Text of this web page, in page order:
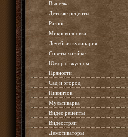
» Выпечка
» Детские рецепты
» Разное
» Микроволновка
» Лечебная кулинария
» Советы хозяйке
» Юмор о вкусном
» Пряности
» Сад и огород
» Пикничок
» Мультиварка
» Видео рецепты
» Видеостряп
» Демотиваторы